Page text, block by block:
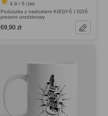
4.9 / 5 (194)
Poduszka z nadrukiem KIEDYŚ I DZIŚ
prezent urodzinowy
69,90 zł